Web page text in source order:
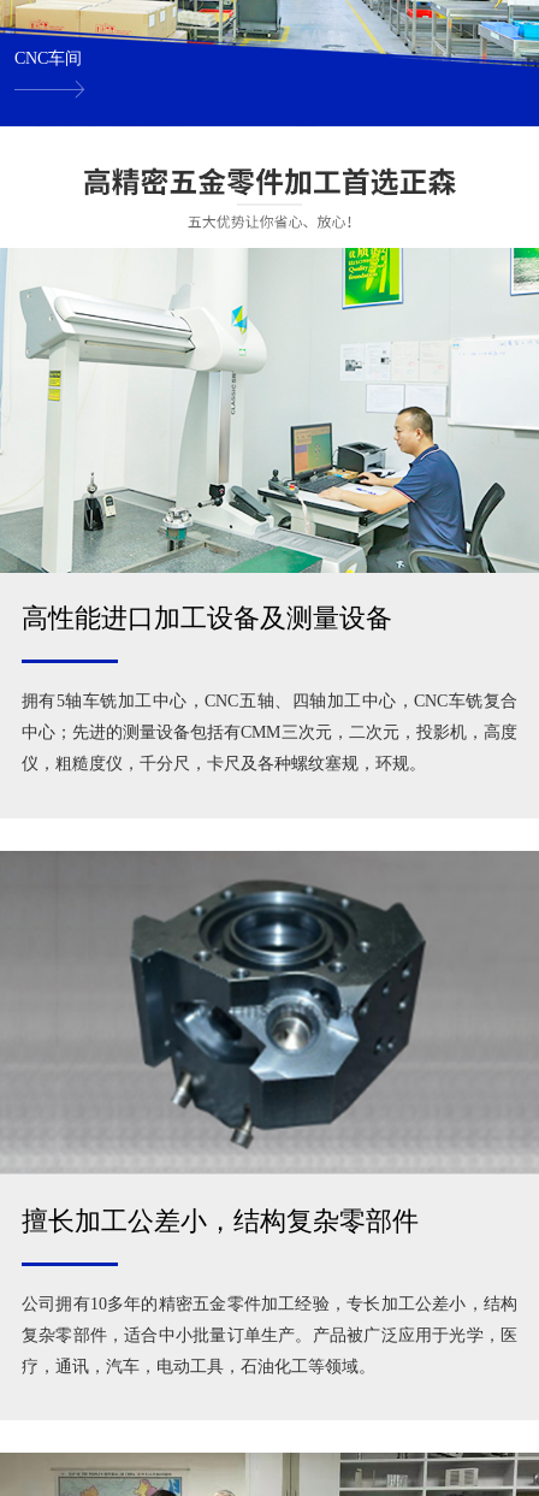
CNC车间
高性能进口加工设备及测量设备
拥有5轴车铣加工中心，CNC五轴、四轴加工中心，CNC车铣复合
中心；先进的测量设备包括有CMM三次元，二次元，投影机，高度
仪，粗糙度仪，千分尺，卡尺及各种螺纹塞规，环规。
擅长加工公差小，结构复杂零部件
公司拥有10多年的精密五金零件加工经验，专长加工公差小，结构
复杂零部件，适合中小批量订单生产。产品被广泛应用于光学，医
疗，通讯，汽车，电动工具，石油化工等领域。